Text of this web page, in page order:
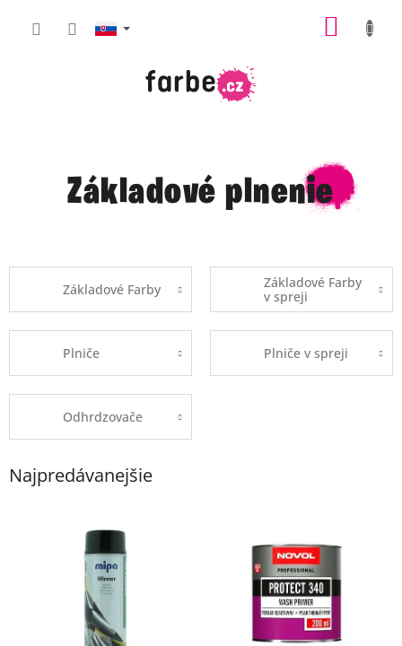
Základové plnenie
Základové Farby
Základové Farby
v spreji
Plniče Plniče v spreji
Odhrdzovače
Najpredávanejšie